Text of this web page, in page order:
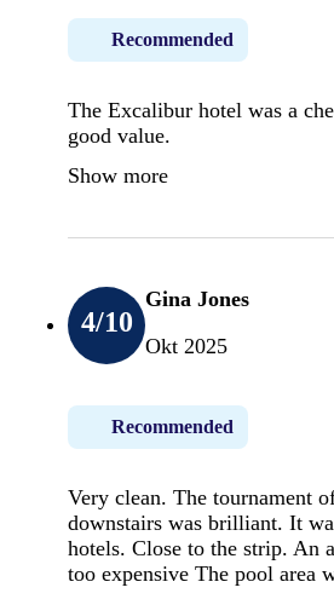
Recommended
The Excalibur hotel was a
good value.
Show more
4/10
Gina Jones
Okt 2025
Recommended
Very clean. The tournament
downstairs was brilliant. It
hotels. Close to the strip. An
too expensive The pool area